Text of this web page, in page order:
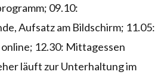
09.10:
Aufsatz am Bildschirm; 11.05:
12.30: Mittagessen
läuft zur Unterhaltung im